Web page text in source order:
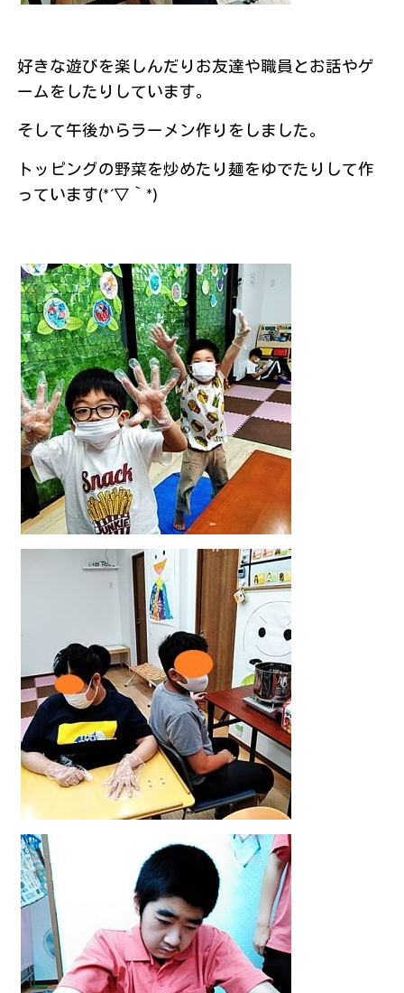
好きな遊びを楽しんだりお友達や職員とお話やゲ
ームをしたりしています。
そして午後からラーメン作りをしました。
トッピングの野菜を炒めたり麺をゆでたりして作
っています(*´▽｀*)